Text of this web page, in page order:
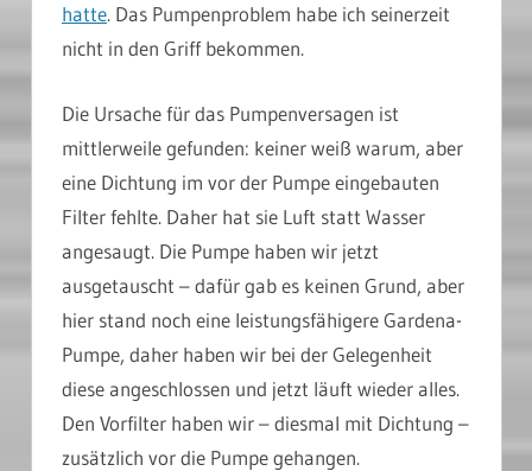
hatte. Das Pumpenproblem habe ich seinerzeit
nicht in den Griff bekommen.
Die Ursache für das Pumpenversagen ist
mittlerweile gefunden: keiner weiß warum, aber
eine Dichtung im vor der Pumpe eingebauten
Filter fehlte. Daher hat sie Luft statt Wasser
angesaugt. Die Pumpe haben wir jetzt
ausgetauscht – dafür gab es keinen Grund, aber
hier stand noch eine leistungsfähigere Gardena-
Pumpe, daher haben wir bei der Gelegenheit
diese angeschlossen und jetzt läuft wieder alles.
Den Vorfilter haben wir – diesmal mit Dichtung –
zusätzlich vor die Pumpe gehangen.